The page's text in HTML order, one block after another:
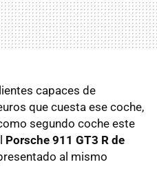
capaces de
que cuesta ese coche,
segundo coche este
Porsche 911 GT3 R de
al mismo